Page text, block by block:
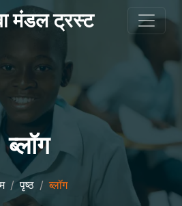
मंडल ट्रस्ट
ब्लॉग
पृष्ठ ब्लॉग